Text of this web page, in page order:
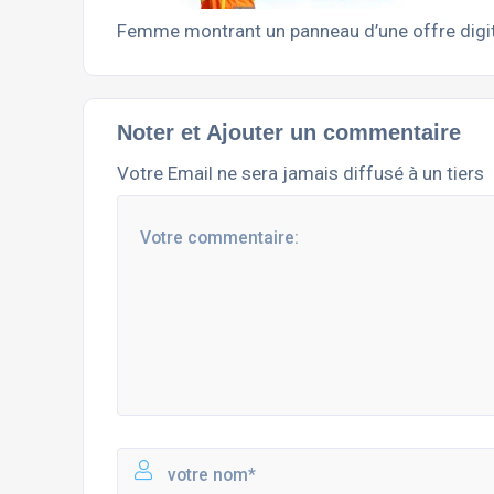
Femme montrant un panneau d’une offre
Noter et Ajouter un commentaire
Votre Email ne sera jamais diffusé à un tiers